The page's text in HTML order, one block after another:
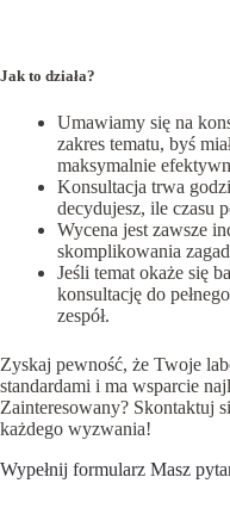
Jak to działa?
Umawiamy się na
zakres tematu, byś
maksymalnie
Konsultacja trwa
decydujesz, ile czasu
Wycena jest zawsze
skomplikowania
Jeśli temat okaże się
konsultację do
zespół.
Zyskaj pewność, że Twoje
standardami i ma wsparcie
Zainteresowany? Skontaktuj
każdego wyzwania!
Wypełnij formularz Masz